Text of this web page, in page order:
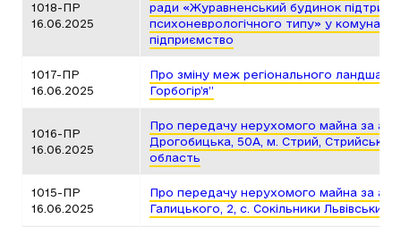
1018-ПР
16.06.2025
ради «Журавненський будинок
психоневрологічного типу» у
підприємство
1017-ПР
16.06.2025
Про зміну меж регіонального
Горбогір’я”
1016-ПР
16.06.2025
Про передачу нерухомого майна за
Дрогобицька, 50А, м. Стрий, Стрийський
область
1015-ПР
16.06.2025
Про передачу нерухомого майна за
Галицького, 2, с. Сокільники Львівський